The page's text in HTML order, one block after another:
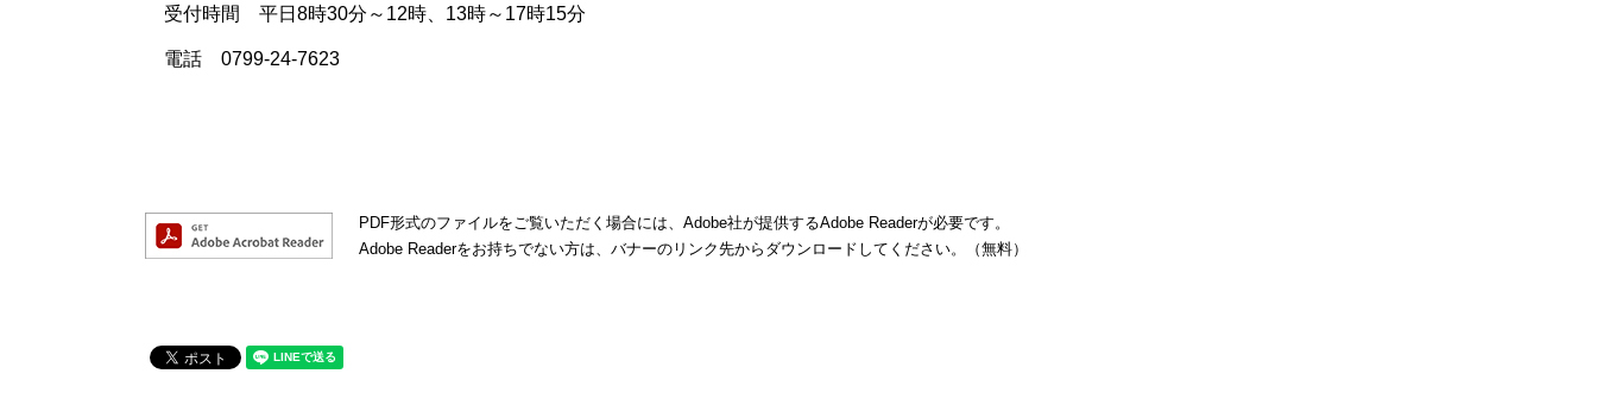
受付時間 平日8時30分～12時、13時～17時15分
電話 0799-24-7623
PDF形式のファイルをご覧いただく場合には、Adobe社が提供するAdobe Readerが必要です。
Adobe Readerをお持ちでない方は、バナーのリンク先からダウンロードしてください。（無料）